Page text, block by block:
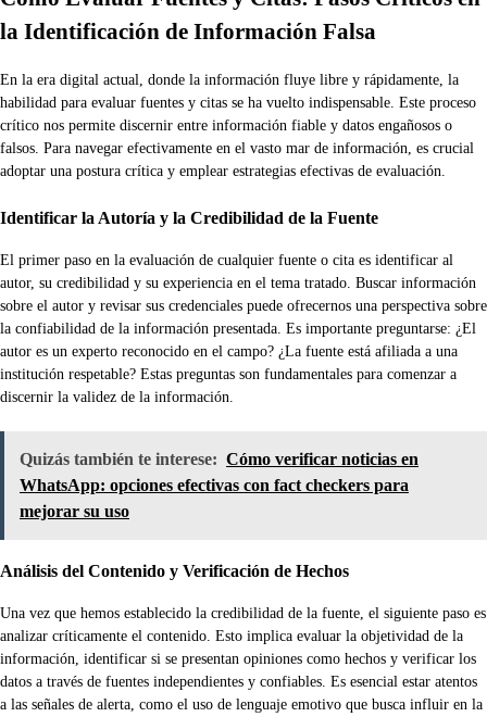
la Identificación de Información Falsa
En la era digital actual, donde la información fluye libre y rápidamente, la
habilidad para evaluar fuentes y citas se ha vuelto indispensable. Este proceso
crítico nos permite discernir entre información fiable y datos engañosos o
falsos. Para navegar efectivamente en el vasto mar de información, es crucial
adoptar una postura crítica y emplear estrategias efectivas de evaluación.
Identificar la Autoría y la Credibilidad de la Fuente
El primer paso en la evaluación de cualquier fuente o cita es identificar al
autor, su credibilidad y su experiencia en el tema tratado. Buscar información
sobre el autor y revisar sus credenciales puede ofrecernos una perspectiva sobre
la confiabilidad de la información presentada. Es importante preguntarse: ¿El
autor es un experto reconocido en el campo? ¿La fuente está afiliada a una
institución respetable? Estas preguntas son fundamentales para comenzar a
discernir la validez de la información.
Quizás también te interese: Cómo verificar noticias en
WhatsApp: opciones efectivas con fact checkers para
mejorar su uso
Análisis del Contenido y Verificación de Hechos
Una vez que hemos establecido la credibilidad de la fuente, el siguiente paso es
analizar críticamente el contenido. Esto implica evaluar la objetividad de la
información, identificar si se presentan opiniones como hechos y verificar los
datos a través de fuentes independientes y confiables. Es esencial estar atentos
a las señales de alerta, como el uso de lenguaje emotivo que busca influir en la